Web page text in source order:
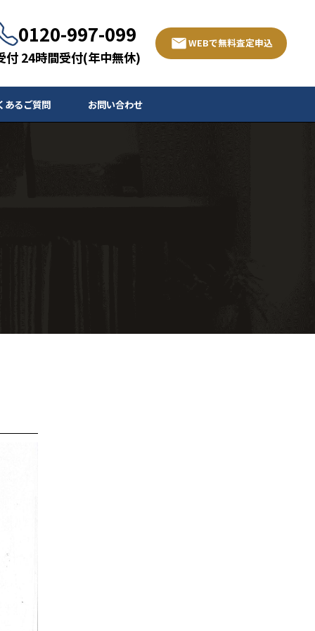
0120-997-099
付 24時間受付(年中無休)
WEBで無料査定申込
あるご質問 お問い合わせ